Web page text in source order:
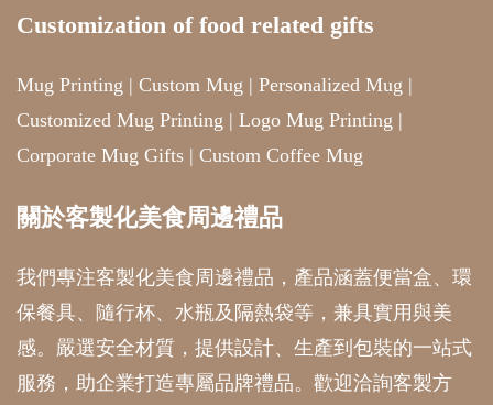
Customization of food related gifts
Mug Printing | Custom Mug | Personalized Mug |
Customized Mug Printing | Logo Mug Printing |
Corporate Mug Gifts | Custom Coffee Mug
關於客製化美食周邊禮品
我們專注客製化美食周邊禮品，產品涵蓋便當盒、環
保餐具、隨行杯、水瓶及隔熱袋等，兼具實用與美
感。嚴選安全材質，提供設計、生產到包裝的一站式
服務，助企業打造專屬品牌禮品。歡迎洽詢客製方